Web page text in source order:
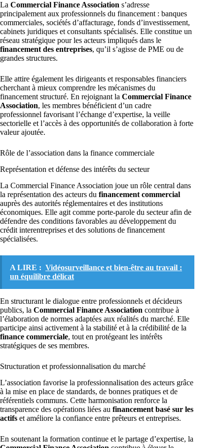
La Commercial Finance Association s’adresse
principalement aux professionnels du financement : banques
commerciales, sociétés d’affacturage, fonds d’investissement,
cabinets juridiques et consultants spécialisés. Elle constitue un
réseau stratégique pour les acteurs impliqués dans le
financement des entreprises, qu’il s’agisse de PME ou de
grandes structures.
Elle attire également les dirigeants et responsables financiers
cherchant à mieux comprendre les mécanismes du
financement structuré. En rejoignant la Commercial Finance
Association, les membres bénéficient d’un cadre
professionnel favorisant l’échange d’expertise, la veille
sectorielle et l’accès à des opportunités de collaboration à forte
valeur ajoutée.
Rôle de l’association dans la finance commerciale
Représentation et défense des intérêts du secteur
La Commercial Finance Association joue un rôle central dans
la représentation des acteurs du financement commercial
auprès des autorités réglementaires et des institutions
économiques. Elle agit comme porte-parole du secteur afin de
défendre des conditions favorables au développement du
crédit interentreprises et des solutions de financement
spécialisées.
A LIRE : Vidéosurveillance et bien-être au travail :
un équilibre délicat
En structurant le dialogue entre professionnels et décideurs
publics, la Commercial Finance Association contribue à
l’élaboration de normes adaptées aux réalités du marché. Elle
participe ainsi activement à la stabilité et à la crédibilité de la
finance commerciale, tout en protégeant les intérêts
stratégiques de ses membres.
Structuration et professionnalisation du marché
L’association favorise la professionnalisation des acteurs grâce
à la mise en place de standards, de bonnes pratiques et de
référentiels communs. Cette harmonisation renforce la
transparence des opérations liées au financement basé sur les
actifs et améliore la confiance entre prêteurs et entreprises.
En soutenant la formation continue et le partage d’expertise, la